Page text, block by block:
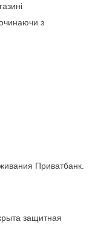
з
Приватбанк.
защитная